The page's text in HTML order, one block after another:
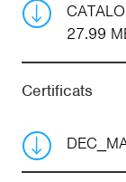
27.99
Certificats